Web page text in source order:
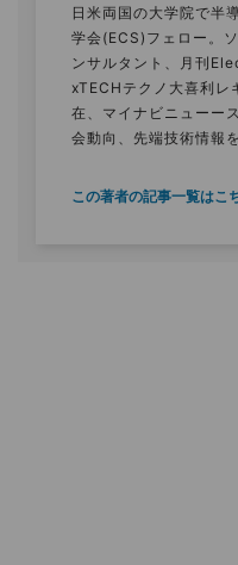
日米両国の大学院で半
学会(ECS)フェロー。
ンサルタント、月刊
xTECHテクノ大喜利レ
在、マイナビニューー
会動向、先端技術情報
この著者の記事一覧はこ